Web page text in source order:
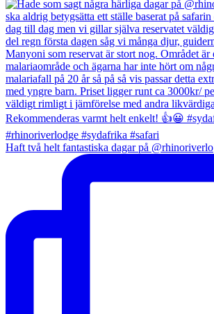
Haft två helt fantastiska dagar på @rhinoriverlo